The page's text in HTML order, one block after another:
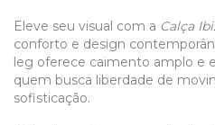
Eleve seu visual com a Calça
conforto e design
leg oferece caimento amplo e
quem busca liberdade de
sofisticação.